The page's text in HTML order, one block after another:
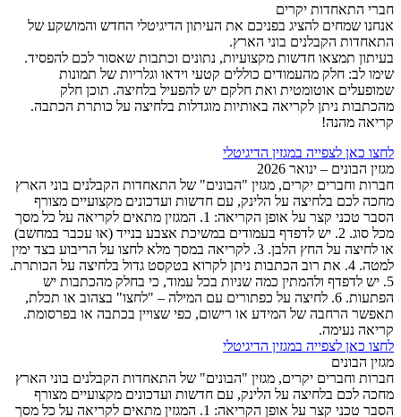
חברי התאחדות יקרים
אנחנו שמחים להציג בפניכם את העיתון הדיגיטלי החדש והמושקע של
התאחדות הקבלנים בוני הארץ.
בעיתון תמצאו חדשות מקצועיות, נתונים וכתבות שאסור לכם להפסיד.
שימו לב: חלק מהעמודים כוללים קטעי וידאו וגלריות של תמונות
שמופעלים אוטומטית ואת חלקם יש להפעיל בלחיצה. תוכן חלק
מהכתבות ניתן לקריאה באותיות מוגדלות בלחיצה על כותרת הכתבה.
קריאה מהנה!
לחצו כאן לצפייה במגזין הדיגיטלי
מגזין הבונים – ינואר 2026
חברות וחברים יקרים, מגזין "הבונים" של התאחדות הקבלנים בוני הארץ
מחכה לכם בלחיצה על הלינק, עם חדשות ועדכונים מקצועיים מצורף
הסבר טכני קצר על אופן הקריאה: 1.⁠ ⁠המגזין מתאים לקריאה על כל מסך
מכל סוג. 2.⁠ ⁠יש לדפדף בעמודים במשיכת אצבע בנייד (או עכבר במחשב)
או לחיצה על החץ הלבן. 3.⁠ ⁠לקריאה במסך מלא לחצו על הריבוע בצד ימין
למטה. 4.⁠ ⁠את רוב הכתבות ניתן לקרוא בטקסט גדול בלחיצה על הכותרת.
5.⁠ ⁠יש לדפדף ולהמתין כמה שניות בכל עמוד, כי בחלק מהכתבות יש
הפתעות. 6.⁠ ⁠לחיצה על כפתורים עם המילה – "לחצו" בצהוב או תכלת,
תאפשר הרחבה של המידע או רישום, כפי שצויין בכתבה או בפרסומת.
קריאה נעימה.
לחצו כאן לצפייה במגזין הדיגיטלי
מגזין הבונים
חברות וחברים יקרים, מגזין "הבונים" של התאחדות הקבלנים בוני הארץ
מחכה לכם בלחיצה על הלינק, עם חדשות ועדכונים מקצועיים מצורף
הסבר טכני קצר על אופן הקריאה: 1.⁠ ⁠המגזין מתאים לקריאה על כל מסך